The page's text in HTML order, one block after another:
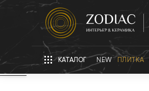
КАТАЛОГ NEW ПЛИТКА